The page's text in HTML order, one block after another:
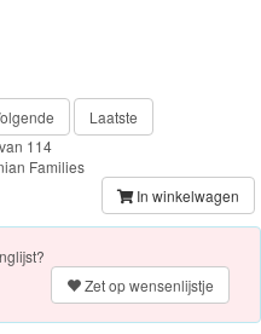
Laatste
114
Families
In winkelwagen
Zet op wensenlijstje